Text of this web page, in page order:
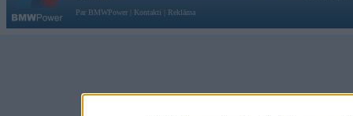
Par BMWPower
Kontakti Reklāma